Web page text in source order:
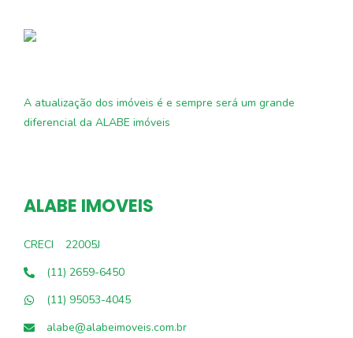
A atualização dos imóveis é e sempre será um grande
diferencial da ALABE imóveis
ALABE IMOVEIS
CRECI
22005J
(11) 2659-6450
(11) 95053-4045
alabe@alabeimoveis.com.br